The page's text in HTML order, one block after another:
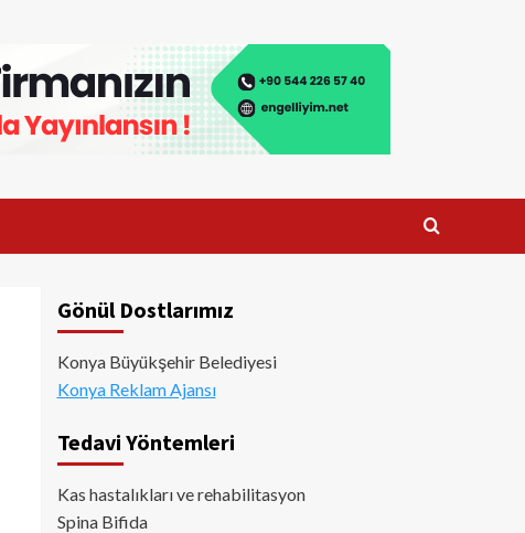
Gönül Dostlarımız
Konya Büyükşehir Belediyesi
Konya Reklam Ajansı
Tedavi Yöntemleri
Kas hastalıkları ve rehabilitasyon
Spina Bifida